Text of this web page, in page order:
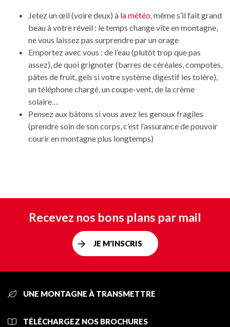
Jetez un œil (voire deux) à la météo, même s’il fait grand
beau à votre réveil : le temps change vite en montagne,
ne vous laissez pas surprendre par un orage
Emportez avec vous : de l’eau (plutôt trop que pas
assez), de quoi grignoter (barres de céréales, compotes,
pâtes de fruit, gels si votre système digestif les tolère),
un téléphone chargé, un coupe-vent, de la crème
solaire…
Pensez aux bâtons si vous avez les genoux fragiles
(prendre soin de son corps, c’est l’assurance de pouvoir
courir en montagne plus longtemps)
Recevez nos bons plans par mail
JE M'INSCRIS
UNE MONTAGNE À TRANSMETTRE
TÉLÉCHARGEZ NOS BROCHURES